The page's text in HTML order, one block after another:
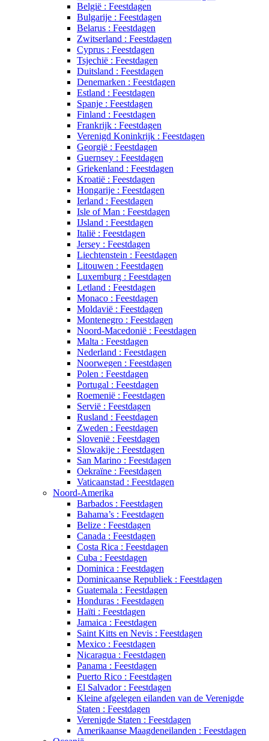
België : Feestdagen
Bulgarije : Feestdagen
Belarus : Feestdagen
Zwitserland : Feestdagen
Cyprus : Feestdagen
Tsjechië : Feestdagen
Duitsland : Feestdagen
Denemarken : Feestdagen
Estland : Feestdagen
Spanje : Feestdagen
Finland : Feestdagen
Frankrijk : Feestdagen
Verenigd Koninkrijk : Feestdagen
Georgië : Feestdagen
Guernsey : Feestdagen
Griekenland : Feestdagen
Kroatië : Feestdagen
Hongarije : Feestdagen
Ierland : Feestdagen
Isle of Man : Feestdagen
IJsland : Feestdagen
Italië : Feestdagen
Jersey : Feestdagen
Liechtenstein : Feestdagen
Litouwen : Feestdagen
Luxemburg : Feestdagen
Letland : Feestdagen
Monaco : Feestdagen
Moldavië : Feestdagen
Montenegro : Feestdagen
Noord-Macedonië : Feestdagen
Malta : Feestdagen
Nederland : Feestdagen
Noorwegen : Feestdagen
Polen : Feestdagen
Portugal : Feestdagen
Roemenië : Feestdagen
Servië : Feestdagen
Rusland : Feestdagen
Zweden : Feestdagen
Slovenië : Feestdagen
Slowakije : Feestdagen
San Marino : Feestdagen
Oekraïne : Feestdagen
Vaticaanstad : Feestdagen
Noord-Amerika
Barbados : Feestdagen
Bahama’s : Feestdagen
Belize : Feestdagen
Canada : Feestdagen
Costa Rica : Feestdagen
Cuba : Feestdagen
Dominica : Feestdagen
Dominicaanse Republiek : Feestdagen
Guatemala : Feestdagen
Honduras : Feestdagen
Haïti : Feestdagen
Jamaica : Feestdagen
Saint Kitts en Nevis : Feestdagen
Mexico : Feestdagen
Nicaragua : Feestdagen
Panama : Feestdagen
Puerto Rico : Feestdagen
El Salvador : Feestdagen
Kleine afgelegen eilanden van de Verenigde
Staten : Feestdagen
Verenigde Staten : Feestdagen
Amerikaanse Maagdeneilanden : Feestdagen